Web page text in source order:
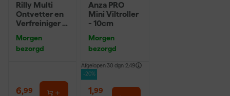
Rilly Multi
Ontvetter en
Verfreiniger –
Morgen
bezorgd
6,99
Anza PRO
Mini Viltroller
- 10cm
Morgen
bezorgd
Afgelopen 30 dgn 2,49
-20%
1,99